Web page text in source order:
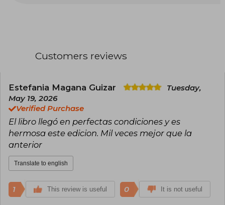
comfort zone.
Customers reviews
Estefania Magana Guizar
Tuesday,
May 19, 2026
Verified Purchase
El libro llegó en perfectas condiciones y es
hermosa este edicion. Mil veces mejor que la
anterior
Translate to english
1 This review is useful 0 It is not useful